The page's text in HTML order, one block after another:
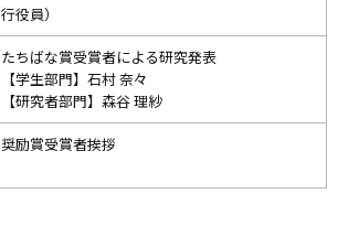
行役員）
たちばな賞受賞者による研究発表
【学生部門】石村 奈々
【研究者部門】森谷 理紗
奨励賞受賞者挨拶